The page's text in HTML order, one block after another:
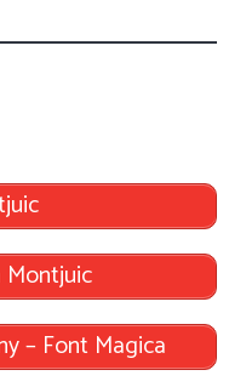
Montjuic
– Font Magica